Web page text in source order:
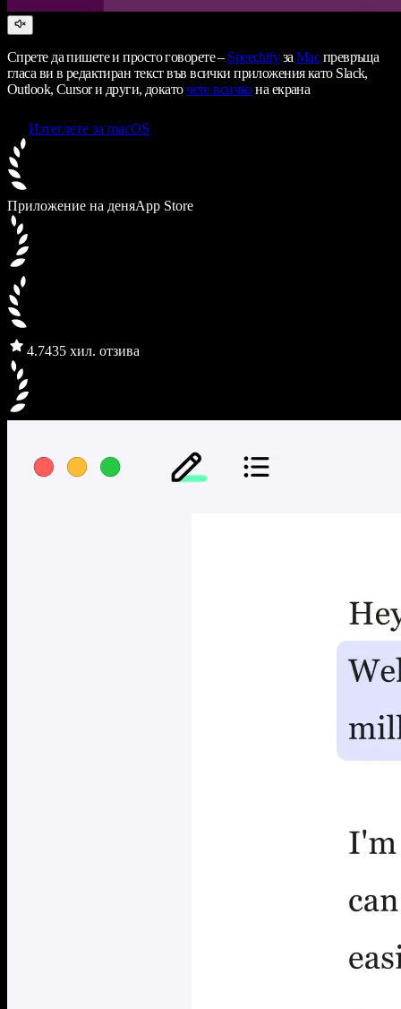
Спрете да пишете и просто говорете – SpeechifyзаMacпревръща
гласа ви в редактиран текст във всички приложения като Slack,
Outlook, Cursor и други, докаточете всичкона екрана
Изтеглете за macOS
Приложение на деняApp Store
4.7435 хил. отзива